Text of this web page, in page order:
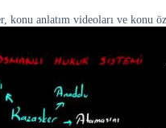
konu anlatım videoları ve konu